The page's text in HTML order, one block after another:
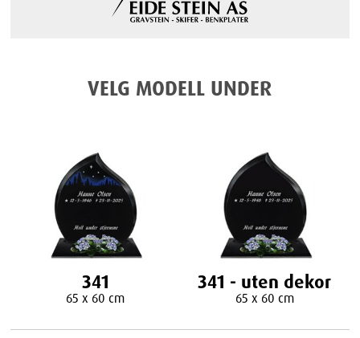
VELG MODELL UNDER
341
65 x 60 cm
341 - uten dekor
65 x 60 cm